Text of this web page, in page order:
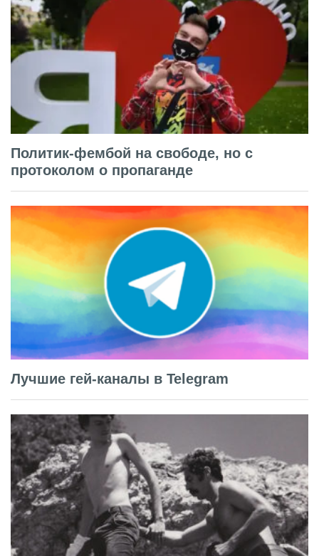
Политик-фембой на свободе, но с
протоколом о пропаганде
Лучшие гей-каналы в Telegram